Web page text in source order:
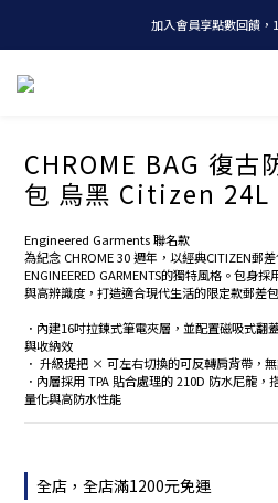
全店消費滿 NT$1200
加入會員享點數回饋，
全店消費滿 NT$1200
CHROME BAG 復古
包 烏黑 Citizen
Engineered Garments 聯名款
為紀念 CHROME 30 週年，以經典CITIZEN郵
ENGINEERED GARMENTS的獨特風格。包身
與高辨識度，打造適合現代生活的限定款郵差
．內建16吋拉鍊式筆電夾層，並配置磁吸式翻
與收納效
． 升級提把 × 可左右切換的可反轉肩背帶，
．內層採用 TPA 貼合處理的 210D 防水尼龍
量化與高防水性能
全店，全店滿1200元免運